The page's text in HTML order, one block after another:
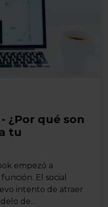
¿Por qué son
tu
empezó a
El social
intento de atraer
de...